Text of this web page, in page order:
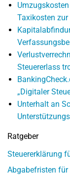
Taxikosten
Steuererlass
„Digitaler
Unterhalt an
Ratgeber
Steuererklärung
Abgabefristen für